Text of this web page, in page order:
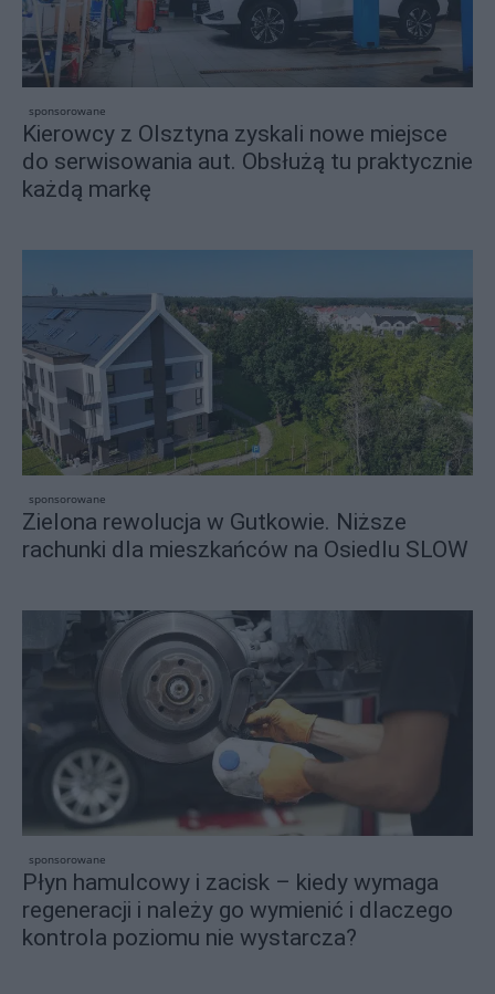
sponsorowane
Kierowcy z Olsztyna zyskali nowe miejsce
do serwisowania aut. Obsłużą tu praktycznie
każdą markę
sponsorowane
Zielona rewolucja w Gutkowie. Niższe
rachunki dla mieszkańców na Osiedlu SLOW
sponsorowane
Płyn hamulcowy i zacisk – kiedy wymaga
regeneracji i należy go wymienić i dlaczego
kontrola poziomu nie wystarcza?